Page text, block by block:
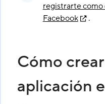
registrarte
Facebook
.
Cómo
aplicación